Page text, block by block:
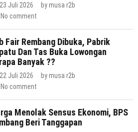
23 Juli 2026 bymusa r2b
No comment
Fair Rembang Dibuka, Pabrik
Dan Tas Buka Lowongan
Banyak ??
22 Juli 2026 bymusa r2b
No comment
Menolak Sensus Ekonomi, BPS
Beri Tanggapan